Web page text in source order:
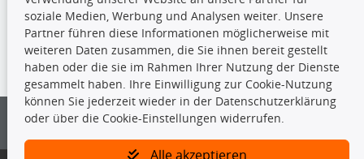
Die hier angezeigten Daten insbesondere die gesamte Datenbank dürfen
nicht kopiert werden.
Es ist zu unterlassen, die Daten oder die gesamte Datenbank ohne
vorherige Zustimmung von TecDoc zu vervielfältigen, zu verbreiten
und/oder diese Handlungen durch Dritte ausführen zu lassen. Ein
soziale Medien, Werbung und Analysen weiter. Unsere
Partner führen diese Informationen möglicherweise mit
weiteren Daten zusammen, die Sie ihnen bereit gestellt
haben oder die sie im Rahmen Ihrer Nutzung der Dienste
gesammelt haben. Ihre Einwilligung zur Cookie-Nutzung
können Sie jederzeit wieder in der Datenschutzerklärung
oder über die Cookie-Einstellungen widerrufen.
Alle akzeptieren